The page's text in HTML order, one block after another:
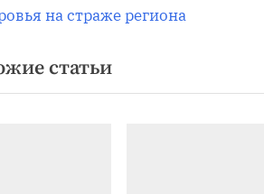
на страже региона
ю
статьи